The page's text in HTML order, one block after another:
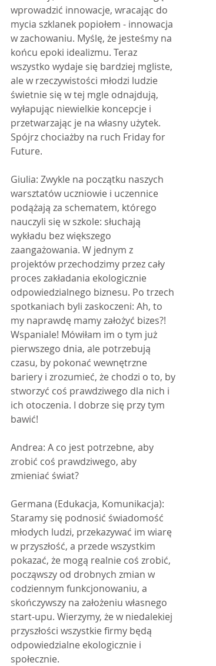
wprowadzić innowacje, wracając do
mycia szklanek popiołem - innowacja
w zachowaniu. Myślę, że jesteśmy na
końcu epoki idealizmu. Teraz
wszystko wydaje się bardziej mgliste,
ale w rzeczywistości młodzi ludzie
świetnie się w tej mgle odnajdują,
wyłapując niewielkie koncepcje i
przetwarzając je na własny użytek.
Spójrz chociażby na ruch Friday for
Future.
Giulia: Zwykle na początku naszych
warsztatów uczniowie i uczennice
podążają za schematem, którego
nauczyli się w szkole: słuchają
wykładu bez większego
zaangażowania. W jednym z
projektów przechodzimy przez cały
proces zakładania ekologicznie
odpowiedzialnego biznesu. Po trzech
spotkaniach byli zaskoczeni: Ah, to
my naprawdę mamy założyć bizes?!
Wspaniale! Mówiłam im o tym już
pierwszego dnia, ale potrzebują
czasu, by pokonać wewnętrzne
bariery i zrozumieć, że chodzi o to, by
stworzyć coś prawdziwego dla nich i
ich otoczenia. I dobrze się przy tym
bawić!
Andrea: A co jest potrzebne, aby
zrobić coś prawdziwego, aby
zmieniać świat?
Germana (Edukacja, Komunikacja):
Staramy się podnosić świadomość
młodych ludzi, przekazywać im wiarę
w przyszłość, a przede wszystkim
pokazać, że mogą realnie coś zrobić,
począwszy od drobnych zmian w
codziennym funkcjonowaniu, a
skończywszy na założeniu własnego
start-upu. Wierzymy, że w niedalekiej
przyszłości wszystkie firmy będą
odpowiedzialne ekologicznie i
społecznie.